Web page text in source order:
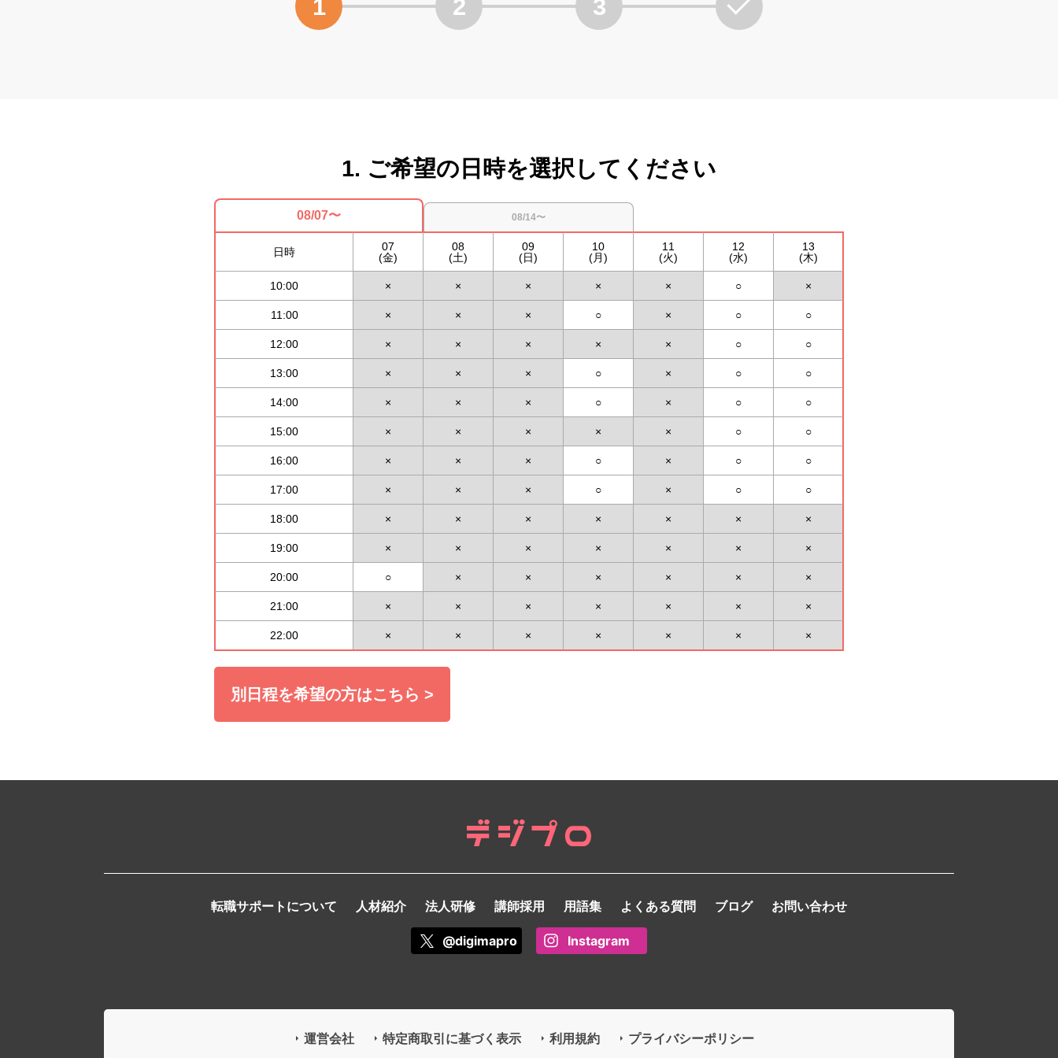
1 2 3
1. ご希望の日時を選択してください
08/07〜 08/14〜
日時
07
(金)
08
(土)
09
(日)
10
(月)
11
(火)
12
(水)
13
(木)
10:00 × × × × × ○ ×
11:00 × × × ○ × ○ ○
12:00 × × × × × ○ ○
13:00 × × × ○ × ○ ○
14:00 × × × ○ × ○ ○
15:00 × × × × × ○ ○
16:00 × × × ○ × ○ ○
17:00 × × × ○ × ○ ○
18:00 × × × × × × ×
19:00 × × × × × × ×
20:00 ○ × × × × × ×
21:00 × × × × × × ×
22:00 × × × × × × ×
別日程を希望の方はこちら >
転職サポートについて 人材紹介 法人研修 講師採用 用語集 よくある質問 ブログ お問い合わせ
@digimapro Instagram
運営会社 特定商取引に基づく表示 利用規約 プライバシーポリシー